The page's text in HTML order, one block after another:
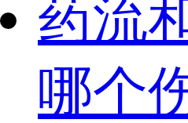
药流
哪个